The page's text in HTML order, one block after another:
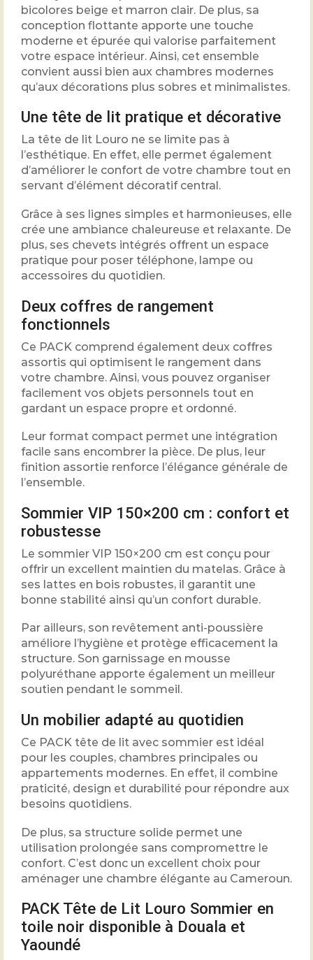
bicolores beige et marron clair. De plus, sa
conception flottante apporte une touche
moderne et épurée qui valorise parfaitement
votre espace intérieur. Ainsi, cet ensemble
convient aussi bien aux chambres modernes
qu’aux décorations plus sobres et minimalistes.
Une tête de lit pratique et décorative
La tête de lit Louro ne se limite pas à
l’esthétique. En effet, elle permet également
d’améliorer le confort de votre chambre tout en
servant d’élément décoratif central.
Grâce à ses lignes simples et harmonieuses, elle
crée une ambiance chaleureuse et relaxante. De
plus, ses chevets intégrés offrent un espace
pratique pour poser téléphone, lampe ou
accessoires du quotidien.
Deux coffres de rangement
fonctionnels
Ce PACK comprend également deux coffres
assortis qui optimisent le rangement dans
votre chambre. Ainsi, vous pouvez organiser
facilement vos objets personnels tout en
gardant un espace propre et ordonné.
Leur format compact permet une intégration
facile sans encombrer la pièce. De plus, leur
finition assortie renforce l’élégance générale de
l’ensemble.
Sommier VIP 150×200 cm : confort et
robustesse
Le sommier VIP 150×200 cm est conçu pour
offrir un excellent maintien du matelas. Grâce à
ses lattes en bois robustes, il garantit une
bonne stabilité ainsi qu’un confort durable.
Par ailleurs, son revêtement anti-poussière
améliore l’hygiène et protège efficacement la
structure. Son garnissage en mousse
polyuréthane apporte également un meilleur
soutien pendant le sommeil.
Un mobilier adapté au quotidien
Ce PACK tête de lit avec sommier est idéal
pour les couples, chambres principales ou
appartements modernes. En effet, il combine
praticité, design et durabilité pour répondre aux
besoins quotidiens.
De plus, sa structure solide permet une
utilisation prolongée sans compromettre le
confort. C’est donc un excellent choix pour
aménager une chambre élégante au Cameroun.
PACK Tête de Lit Louro Sommier en
toile noir disponible à Douala et
Yaoundé